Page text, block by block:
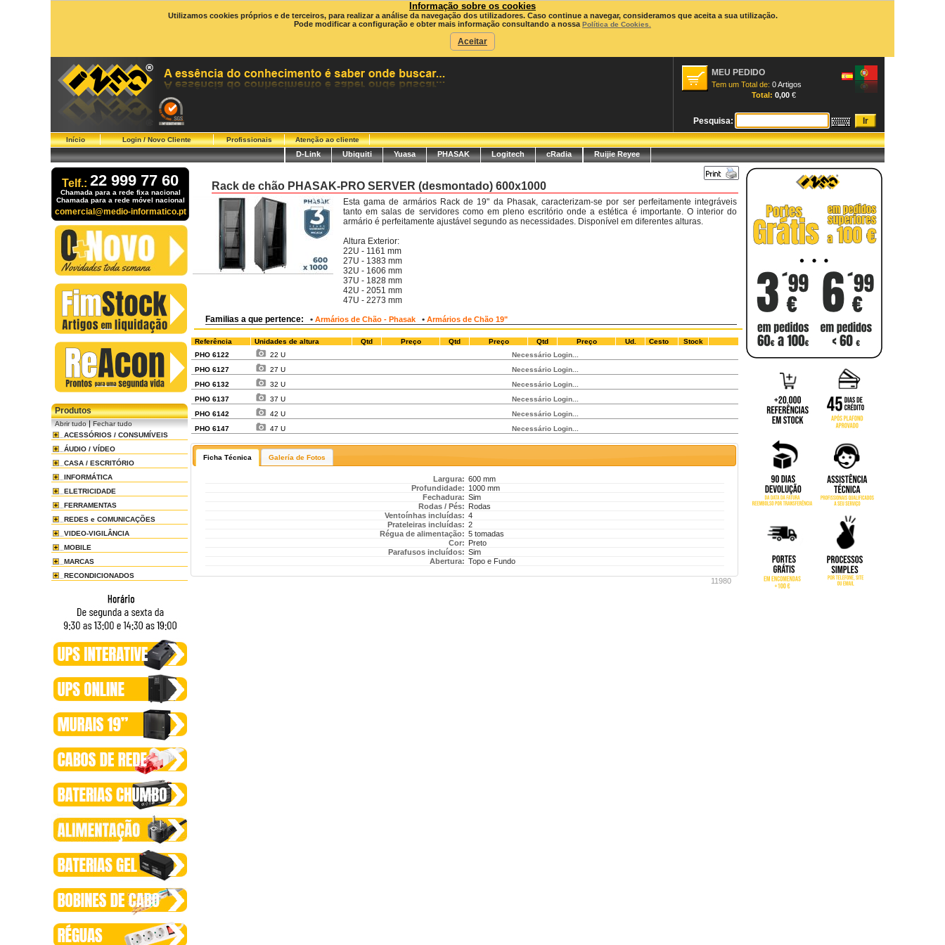
Informação sobre os cookies
Utilizamos cookies próprios e de terceiros, para realizar a análise da navegação dos utilizadores. Caso continue a navegar, consideramos que aceita a sua utilização.
Pode modificar a configuração e obter mais informação consultando a nossa Política de Cookies.
Aceitar
MEU PEDIDO
Tem um Total de: 0 Artigos
Total: 0,00 €
Pesquisa:
Início Login / Novo Cliente Profissionais Atenção ao cliente
D-Link Ubiquiti Yuasa PHASAK Logitech cRadia Ruijie Reyee
Telf.: 22 999 77 60
Chamada para a rede fixa nacional
Chamada para a rede móvel nacional
comercial@medio-informatico.pt
Produtos
Abrir tudo|Fechar tudo
ACESSÓRIOS / CONSUMÍVEIS
ÁUDIO / VÍDEO
CASA / ESCRITÓRIO
INFORMÁTICA
ELETRICIDADE
FERRAMENTAS
REDES e COMUNICAÇÕES
VIDEO-VIGILÂNCIA
MOBILE
MARCAS
RECONDICIONADOS
Rack de chão PHASAK-PRO SERVER (desmontado) 600x1000
Esta gama de armários Rack de 19" da Phasak, caracterizam-se por ser perfeitamente integráveis
tanto em salas de servidores como em pleno escritório onde a estética é importante. O interior do
armário é perfeitamente ajustável segundo as necessidades. Disponível em diferentes alturas.
Altura Exterior:
22U - 1161 mm
27U - 1383 mm
32U - 1606 mm
37U - 1828 mm
42U - 2051 mm
47U - 2273 mm
Familias a que pertence: • Armários de Chão - Phasak • Armários de Chão 19"
Referência Unidades de altura Qtd Preço Qtd Preço Qtd Preço Ud. Cesto
Stock
PHO 6122
22 U
Necessário Login...
PHO 6127
27 U
Necessário Login...
PHO 6132
32 U
Necessário Login...
PHO 6137
37 U
Necessário Login...
PHO 6142
42 U
Necessário Login...
PHO 6147
47 U Necessário Login...
Ficha Técnica Galería de Fotos
Largura: 600 mm
Profundidade: 1000 mm
Fechadura: Sim
Rodas / Pés: Rodas
Ventoínhas incluídas: 4
Prateleiras incluídas: 2
Régua de alimentação: 5 tomadas
Cor: Preto
Parafusos incluídos: Sim
Abertura: Topo e Fundo
11980